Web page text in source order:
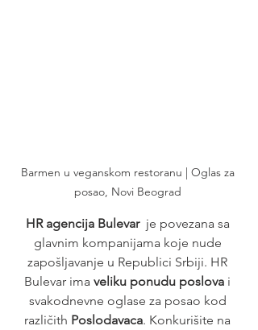
Barmen u veganskom restoranu | Oglas za
posao, Novi Beograd
HR agencija Bulevar
  je povezana sa
glavnim kompanijama koje nude
zapošljavanje u Republici Srbiji. HR
Bulevar ima veliku ponudu poslova i
svakodnevne oglase za posao kod
različith Poslodavaca. Konkurišite na